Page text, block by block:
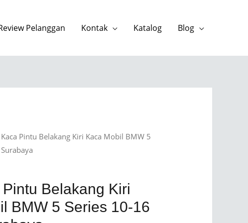
Pelanggan Kontak Katalog Blog
Pintu Belakang Kiri Kaca Mobil BMW 5
Belakang Kiri
BMW 5 Series 10-16